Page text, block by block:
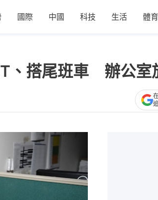
國際 中國 科技 生活 體育
、搭尾班車 辦公室